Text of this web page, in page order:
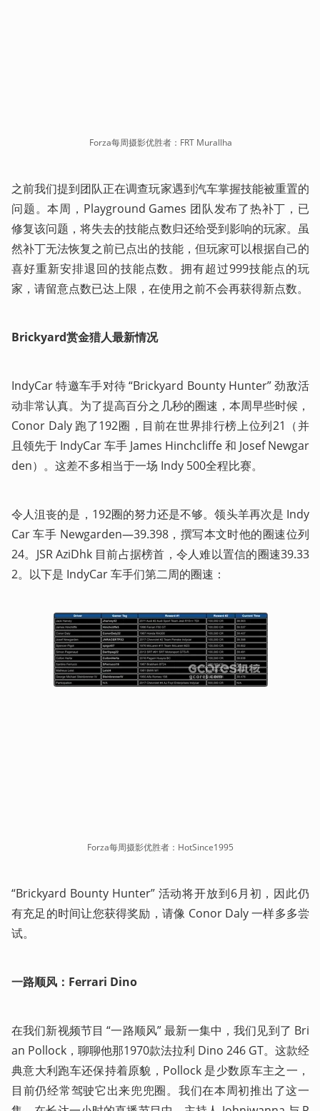
Forza每周摄影优胜者：FRT Murallha
之前我们提到团队正在调查玩家遇到汽车掌握技能被重置的
问题。本周，Playground Games 团队发布了热补丁，已
修复该问题，将失去的技能点数归还给受到影响的玩家。虽
然补丁无法恢复之前已点出的技能，但玩家可以根据自己的
喜好重新安排退回的技能点数。拥有超过999技能点的玩
家，请留意点数已达上限，在使用之前不会再获得新点数。
Brickyard赏金猎人最新情况
IndyCar 特邀车手对待 “Brickyard Bounty Hunter” 劲敌活
动非常认真。为了提高百分之几秒的圈速，本周早些时候，
Conor Daly 跑了192圈，目前在世界排行榜上位列21（并
且领先于 IndyCar 车手 James Hinchcliffe 和 Josef Newgar
den）。这差不多相当于一场 Indy 500全程比赛。
令人沮丧的是，192圈的努力还是不够。领头羊再次是 Indy
Car 车手 Newgarden—39.398，撰写本文时他的圈速位列
24。JSR AziDhk 目前占据榜首，令人难以置信的圈速39.33
2。以下是 IndyCar 车手们第二周的圈速：
Forza每周摄影优胜者：HotSince1995
“Brickyard Bounty Hunter” 活动将开放到6月初，因此仍
有充足的时间让您获得奖励，请像 Conor Daly 一样多多尝
试。
一路顺风：Ferrari Dino
在我们新视频节目 “一路顺风” 最新一集中，我们见到了 Bri
an Pollock，聊聊他那1970款法拉利 Dino 246 GT。这款经
典意大利跑车还保持着原貌，Pollock 是少数原车主之一，
目前仍经常驾驶它出来兜兜圈。我们在本周初推出了这一